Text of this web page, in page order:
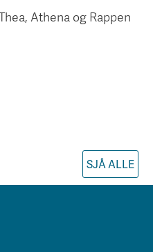
Athena og Rappen
SJÅ ALLE